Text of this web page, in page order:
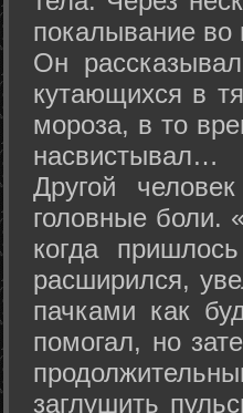
покалывание во
Он
кутающихся в
мороза, в то
насвистывал…
Другой
головные боли.
когда
расширился,
пачками как
помогал, но
заглушить